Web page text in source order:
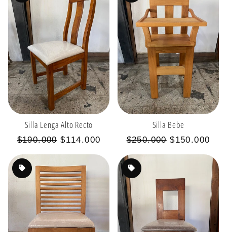
Silla Lenga Alto Recto
Precio
habitual
$190.000 Precio
de
oferta
$114.000
Silla Bebe
Precio
habitual
$250.000 Precio
de
$150.000